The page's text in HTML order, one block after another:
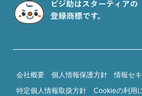
会社概要 個人情報保護方針
情報セ
特定個人情報取扱方針
Cookieの利用